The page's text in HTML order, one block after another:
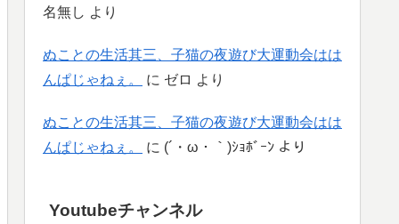
名無し より
ぬことの生活其三、子猫の夜遊び大運動会はは
んぱじゃねぇ。
に ゼロ より
ぬことの生活其三、子猫の夜遊び大運動会はは
んぱじゃねぇ。
に (´・ω・｀)ｼｮﾎﾞｰﾝ より
Youtubeチャンネル